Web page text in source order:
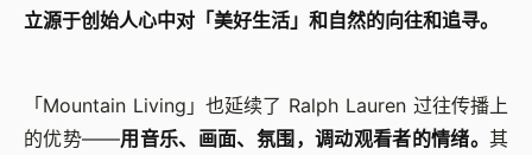
立源于创始人心中对「美好生活」和自然的向往和追寻。
「Mountain Living」也延续了 Ralph Lauren 过往传播上
的优势——用音乐、画面、氛围，调动观看者的情绪。其